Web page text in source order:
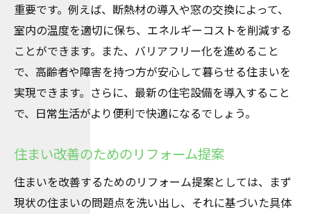
重要です。例えば、断熱材の導入や窓の交換によって、
室内の温度を適切に保ち、エネルギーコストを削減する
ことができます。また、バリアフリー化を進めること
で、高齢者や障害を持つ方が安心して暮らせる住まいを
実現できます。さらに、最新の住宅設備を導入すること
で、日常生活がより便利で快適になるでしょう。
住まい改善のためのリフォーム提案
住まいを改善するためのリフォーム提案としては、まず
現状の住まいの問題点を洗い出し、それに基づいた具体